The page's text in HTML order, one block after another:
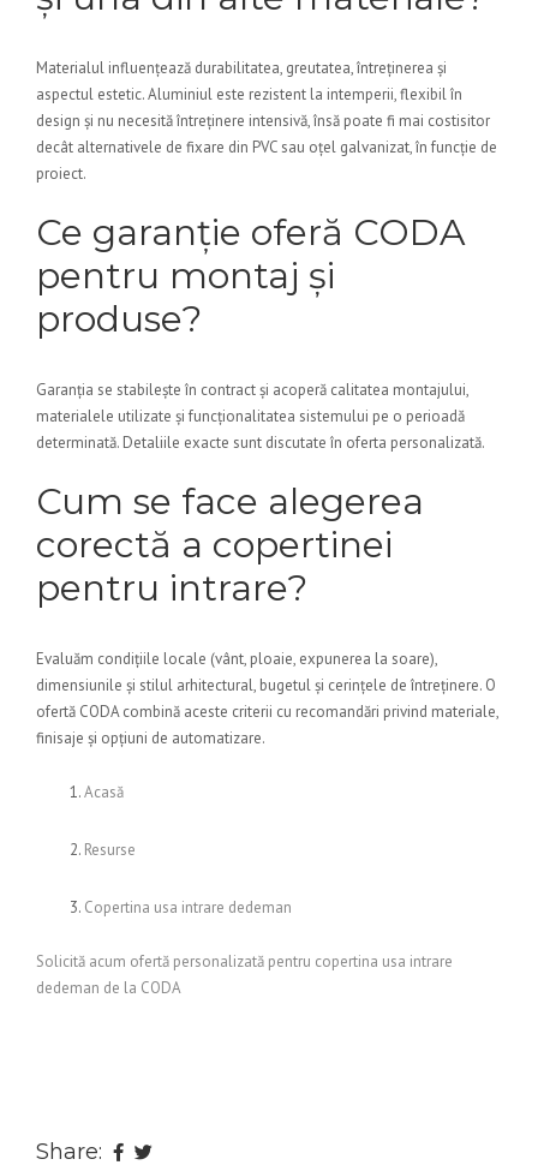
Materialul influențează durabilitatea, greutatea, întreținerea și
aspectul estetic. Aluminiul este rezistent la intemperii, flexibil în
design și nu necesită întreținere intensivă, însă poate fi mai costisitor
decât alternativele de fixare din PVC sau oțel galvanizat, în funcție de
proiect.
Ce garanție oferă CODA
pentru montaj și
produse?
Garanția se stabilește în contract și acoperă calitatea montajului,
materialele utilizate și funcționalitatea sistemului pe o perioadă
determinată. Detaliile exacte sunt discutate în oferta personalizată.
Cum se face alegerea
corectă a copertinei
pentru intrare?
Evaluăm condițiile locale (vânt, ploaie, expunerea la soare),
dimensiunile și stilul arhitectural, bugetul și cerințele de întreținere. O
ofertă CODA combină aceste criterii cu recomandări privind materiale,
finisaje și opțiuni de automatizare.
Acasă
Resurse
Copertina usa intrare dedeman
Solicită acum ofertă personalizată pentru copertina usa intrare
dedeman de la CODA
Share: